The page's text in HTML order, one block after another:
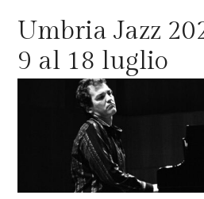
Umbria Jazz
9 al 18 luglio